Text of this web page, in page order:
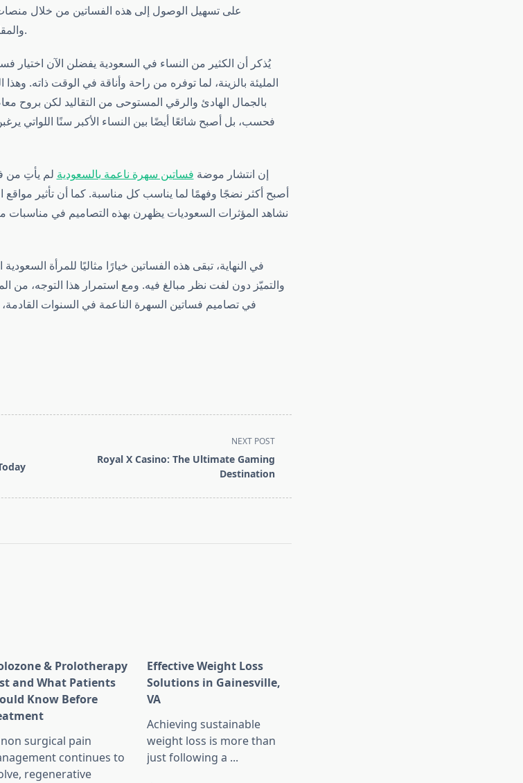
على تسهيل الوصول إلى هذه الفساتين من خلال
والمقاسات، مع إمكانية التعديل حسب الطلب.
يُذكر أن الكثير من النساء في السعودية يفضلن الآن اختيار
المليئة بالزينة، لما توفره من راحة وأناقة في الوقت ذاته.
بالجمال الهادئ والرقي المستوحى من التقاليد لكن بروح
فحسب، بل أصبح شائعًا أيضًا بين النساء الأكبر سنًا اللواتي
إن انتشار موضة فساتين سهرة ناعمة بالسعودية لم يأتِ من
أصبح أكثر نضجًا وفهمًا لما يناسب كل مناسبة. كما أن تأثير
نشاهد المؤثرات السعوديات يظهرن بهذه التصاميم في مناسبات
في النهاية، تبقى هذه الفساتين خيارًا مثاليًا للمرأة
والتميّز دون لفت نظر مبالغ فيه. ومع استمرار هذا التوجه، من
في تصاميم فساتين السهرة الناعمة في السنوات
NEXT POST
Royal X Casino: The Ultimate Gaming
Destination
& Prolotherapy
and What Patients
Know Before
surgical pain
continues to
regenerative
Effective Weight Loss
Solutions in Gainesville,
VA
Achieving sustainable
weight loss is more than
just following a ...